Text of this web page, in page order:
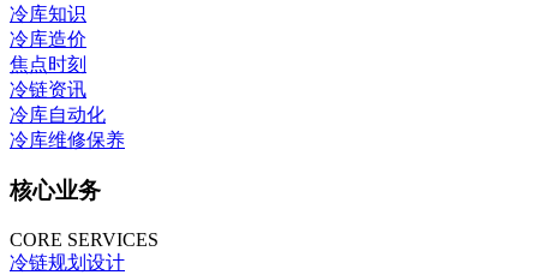
冷库知识
冷库造价
焦点时刻
冷链资讯
冷库自动化
冷库维修保养
核心业务
CORE SERVICES
冷链规划设计